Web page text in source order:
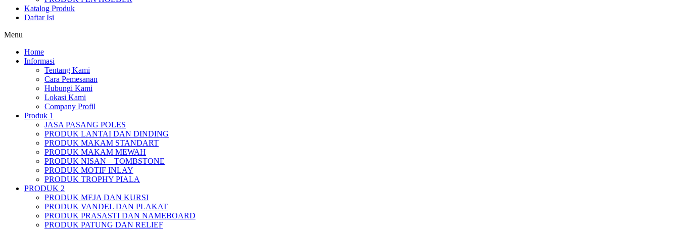
Katalog Produk
Daftar Isi
Menu
Home
Informasi
Tentang Kami
Cara Pemesanan
Hubungi Kami
Lokasi Kami
Company Profil
Produk 1
JASA PASANG POLES
PRODUK LANTAI DAN DINDING
PRODUK MAKAM STANDART
PRODUK MAKAM MEWAH
PRODUK NISAN – TOMBSTONE
PRODUK MOTIF INLAY
PRODUK TROPHY PIALA
PRODUK 2
PRODUK MEJA DAN KURSI
PRODUK VANDEL DAN PLAKAT
PRODUK PRASASTI DAN NAMEBOARD
PRODUK PATUNG DAN RELIEF